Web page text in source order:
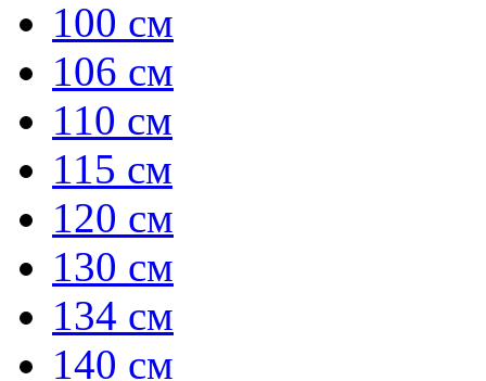
100 см
106 см
110 см
115 см
120 см
130 см
134 см
140 см